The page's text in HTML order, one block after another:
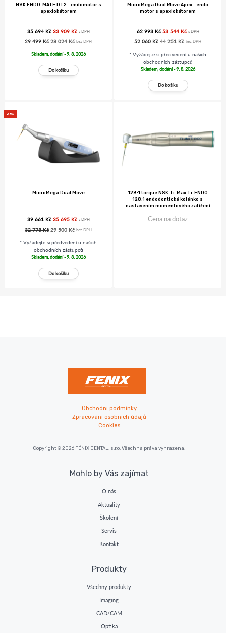
NSK ENDO-MATE DT2 - endomotor s
apexlokátorem
35 694 Kč 33 909 Kč s DPH
29 499 Kč 28 024 Kč bez DPH
Skladem, dodání - 9. 8. 2026
MicroMega Dual Move Apex - endo
motor s apexlokátorem
62 993 Kč 53 544 Kč s DPH
52 060 Kč 44 251 Kč bez DPH
* Vyžádejte si předvedení u našich
obchodních zástupců
Skladem, dodání - 9. 8. 2026
-10%
MicroMega Dual Move
39 661 Kč 35 695 Kč s DPH
32 778 Kč 29 500 Kč bez DPH
* Vyžádejte si předvedení u našich
obchodních zástupců
Skladem, dodání - 9. 8. 2026
128:1 torque NSK Ti-Max Ti-ENDO
128:1 endodontické kolénko s
nastavením momentového zatížení
Cena na dotaz
Obchodní podmínky
Zpracování osobních údajů
Cookies
Copyright © 2026 FÉNIX DENTAL, s.r.o. Všechna práva vyhrazena.
Mohlo by Vás zajímat
O nás
Aktuality
Školení
Servis
Kontakt
Produkty
Všechny produkty
Imaging
CAD/CAM
Optika